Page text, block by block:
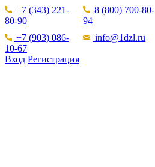
+7 (343) 221-
80-90
8 (800) 700-80-
94
+7 (903) 086-
10-67
info@1dzl.ru
Вход Регистрация